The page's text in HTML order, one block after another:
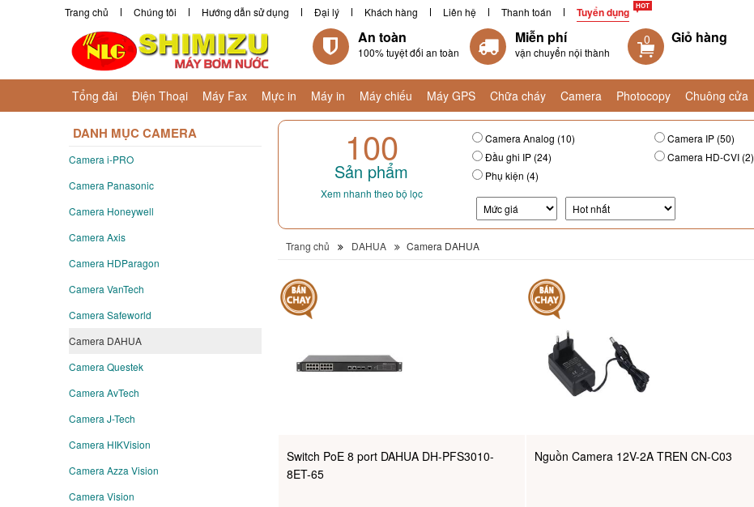
Trang chủ Chúng tôi Hướng dẫn sử dụng Đại lý Khách hàng Liên hệ Thanh toán Tuyển dụng
An toàn
100% tuyệt đối an toàn
Miễn phí
vận chuyển nội thành
0 Giỏ hàng
Tổng đài Điện Thoại Máy Fax Mực in Máy in Máy chiếu Máy GPS Chữa cháy Camera Photocopy Chuông cửa
DANH MỤC CAMERA
Camera i-PRO
Camera Panasonic
Camera Honeywell
Camera Axis
Camera HDParagon
Camera VanTech
Camera Safeworld
Camera DAHUA
Camera Questek
Camera AvTech
Camera J-Tech
Camera HIKVision
Camera Azza Vision
Camera Vision
100
Sản phẩm
Xem nhanh theo bộ lọc
Camera Analog (10) Camera IP (50)
Đầu ghi IP (24)
Camera HD-CVI (2)
Phụ kiện (4)
Trang chủ DAHUA Camera DAHUA
Switch PoE 8 port DAHUA DH-PFS3010-
8ET-65
Nguồn Camera 12V-2A TREN CN-C03